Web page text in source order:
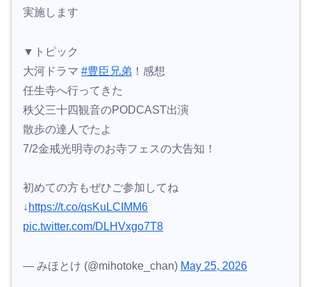
実施します
▼トピック
大河ドラマ #豊臣兄弟 ！感想
任生寺へ行ってきた
秩父三十四観音のPODCAST出演
散歩の達人でたよ
7/2金戒光明寺のお寺フェスの大告知！
初めての方もぜひご参加してね
↓ https://t.co/qsKuLCIMM6
pic.twitter.com/DLHVxgo7T8
— みほとけ (@mihotoke_chan) May 25, 2026